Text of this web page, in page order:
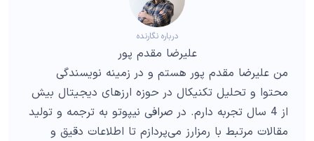
درباره نگارنده
علیرضا مقدم پور
من علیرضا مقدم پور هستم و در زمینه نویسندگی
محتوا و تحلیل تکنیکال در حوزه ارزهای دیجیتال بیش
از 4 سال تجربه دارم. در صرافی نیپوتو به ترجمه و تولید
مقالات مرتبط با رمزارز می‌پردازم تا اطلاعات دقیق و